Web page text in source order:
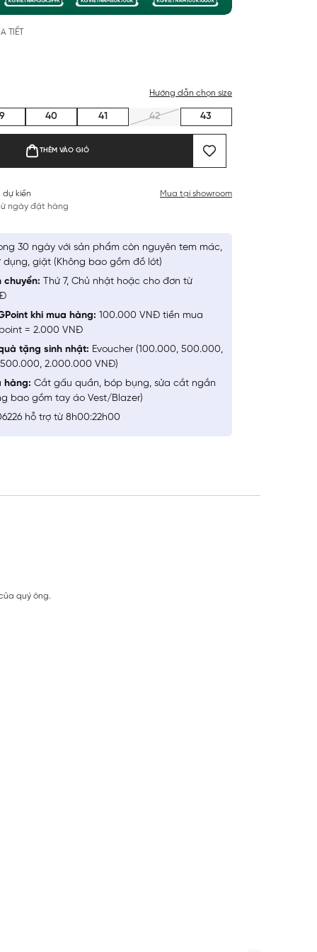
TIẾT
Hướng dẫn chọn size
40 41 42 43
THÊM VÀO GIỎ
dự kiến
ngày đặt hàng
Mua tại showroom
30 ngày với sản phẩm còn nguyên tem mác,
dụng, giặt (Không bao gồm đồ lót)
chuyển: Thứ 7, Chủ nhật hoặc cho đơn từ
khi mua hàng: 100.000 VNĐ tiền mua
= 2.000 VNĐ
tặng sinh nhật: Evoucher (100.000, 500.000,
2.000.000 VNĐ)
hàng: Cắt gấu quần, bóp bụng, sửa cắt ngắn
bao gồm tay áo Vest/Blazer)
hỗ trợ từ 8h00:22h00
quý ông.